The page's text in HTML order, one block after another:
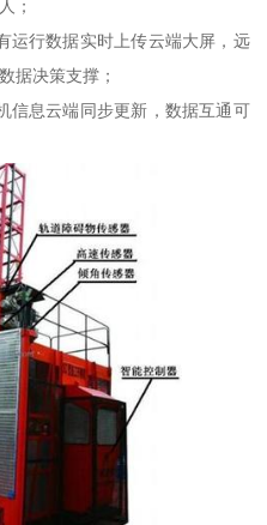
；
运行数据实时上传云端大屏，远
据决策支撑；
信息云端同步更新，数据互通可